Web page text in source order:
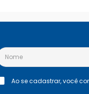
Ao se cadastrar, você